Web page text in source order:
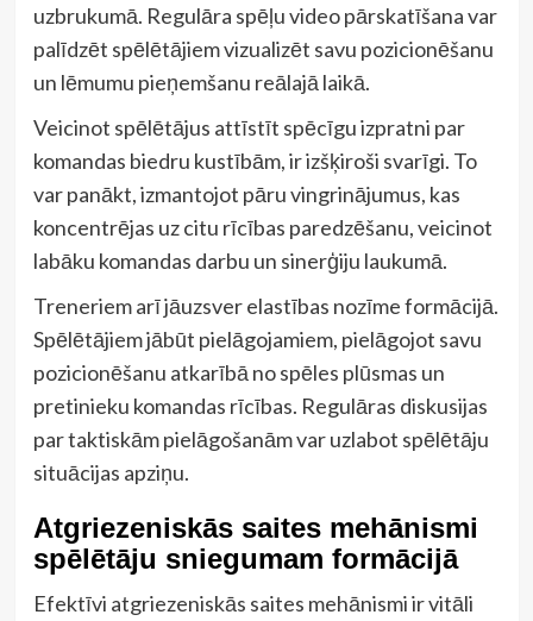
uzbrukumā. Regulāra spēļu video pārskatīšana var
palīdzēt spēlētājiem vizualizēt savu pozicionēšanu
un lēmumu pieņemšanu reālajā laikā.
Veicinot spēlētājus attīstīt spēcīgu izpratni par
komandas biedru kustībām, ir izšķiroši svarīgi. To
var panākt, izmantojot pāru vingrinājumus, kas
koncentrējas uz citu rīcības paredzēšanu, veicinot
labāku komandas darbu un sinerģiju laukumā.
Treneriem arī jāuzsver elastības nozīme formācijā.
Spēlētājiem jābūt pielāgojamiem, pielāgojot savu
pozicionēšanu atkarībā no spēles plūsmas un
pretinieku komandas rīcības. Regulāras diskusijas
par taktiskām pielāgošanām var uzlabot spēlētāju
situācijas apziņu.
Atgriezeniskās saites mehānismi
spēlētāju sniegumam formācijā
Efektīvi atgriezeniskās saites mehānismi ir vitāli